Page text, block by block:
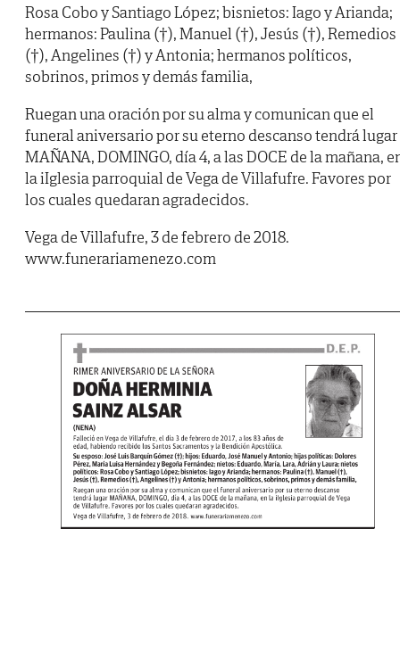
Rosa Cobo y Santiago López; bisnietos: Iago y Arianda;
hermanos: Paulina (†), Manuel (†), Jesús (†), Remedios
(†), Angelines (†) y Antonia; hermanos políticos,
sobrinos, primos y demás familia,
Ruegan una oración por su alma y comunican que el
funeral aniversario por su eterno descanso tendrá lugar
MAÑANA, DOMINGO, día 4, a las DOCE de la mañana,
la iIglesia parroquial de Vega de Villafufre. Favores por
los cuales quedaran agradecidos.
Vega de Villafufre, 3 de febrero de 2018.
www.funerariamenezo.com